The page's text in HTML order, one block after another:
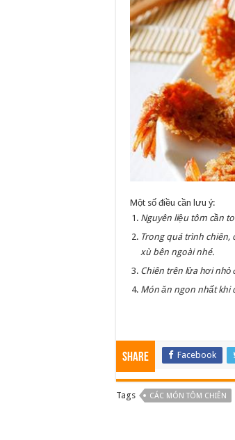
Một số điều cần lưu ý:
Nguyên liệu tôm cần
Trong quá trình chiên,
xù bên ngoài nhé.
Chiên trên lửa hơi nhỏ
Món ăn ngon nhất khi
Share Facebook
Tags CÁC MÓN TÔM CHIÊN